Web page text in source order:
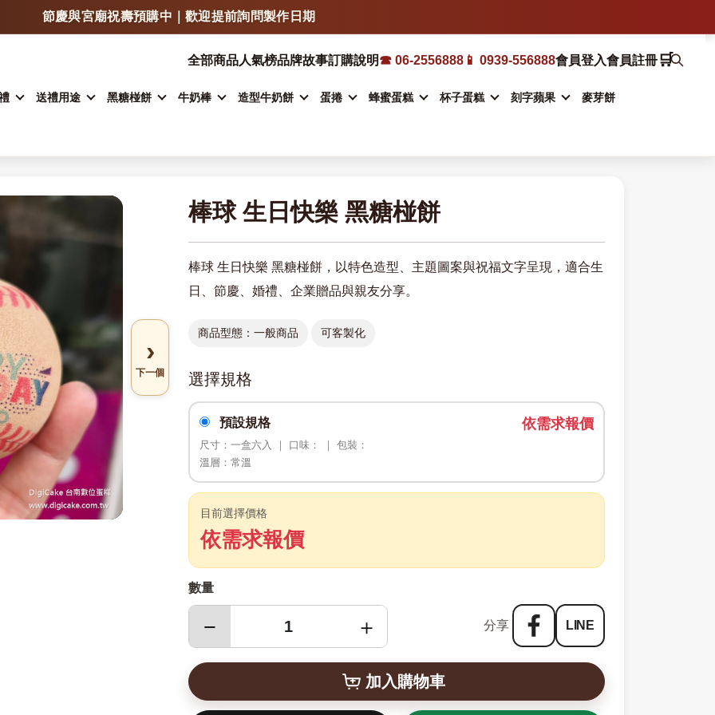
LINE 傳照片 / LOGO / 文字，可快速估價與確認製作方式
門市自取、宅配、超商取貨，依商品類型安排
全部商品人氣榜品牌故事訂購說明☎ 06-2556888 📱 0939-556888會員登入會員註冊🛒
送禮用途 黑糖椪餅 牛奶棒 造型牛奶餅 蛋捲 蜂蜜蛋糕 杯子蛋糕 刻字蘋果 麥芽餅
›
下一個
棒球 生日快樂 黑糖椪餅
棒球 生日快樂 黑糖椪餅，以特色造型、主題圖案與祝福文字呈現，適合生
日、節慶、婚禮、企業贈品與親友分享。
商品型態：一般商品 可客製化
選擇規格
預設規格
尺寸：一盒六入 ｜ 口味： ｜ 包裝：
溫層：常溫
依需求報價
目前選擇價格
依需求報價
數量
− ＋ 分享 LINE